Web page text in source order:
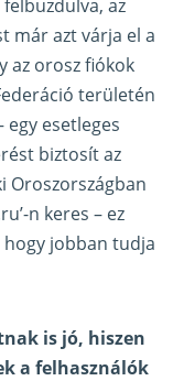
felbuzdulva, az
már azt várja el a
az orosz fiókok
területén
esetleges
biztosít az
Oroszországban
n keres – ez
hogy jobban tudja
is jó, hiszen
a felhasználók